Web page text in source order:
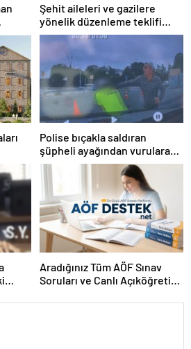
Şehit aileleri ve gazilere
yönelik düzenleme teklifi
Meclis’te kabul edildi
Polise bıçakla saldıran
şüpheli ayağından vurularak
yakalandı
Aradığınız Tüm AÖF Sınav
Soruları ve Canlı Açıköğretim